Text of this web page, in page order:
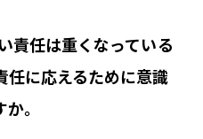
任は重くなっている
任に応えるために意識
。